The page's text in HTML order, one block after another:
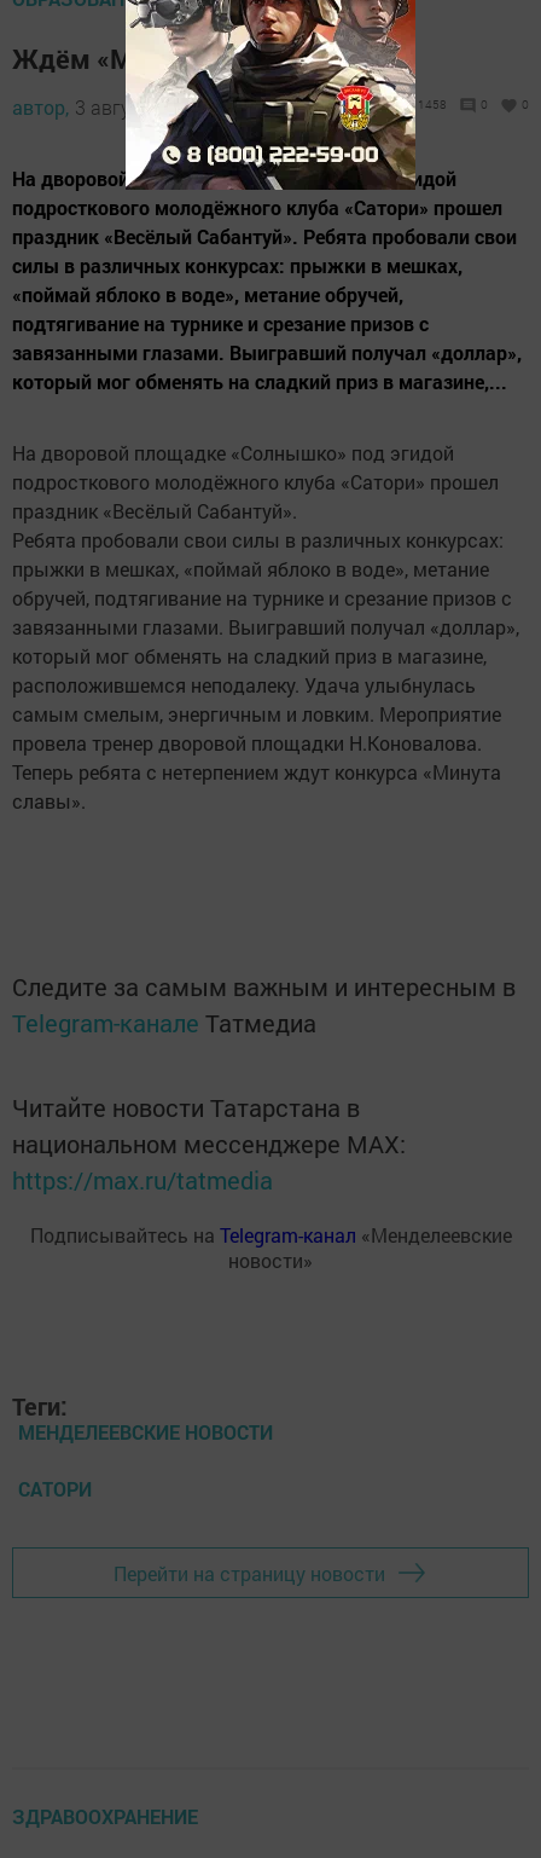
Ждём «Минуту славы»
автор, 3 августа 2012 - 06:13 1458 0 0
На дворовой площадке «Солнышко» под эгидой
подросткового молодёжного клуба «Сатори» прошел
праздник «Весёлый Сабантуй». Ребята пробовали свои
силы в различных конкурсах: прыжки в мешках,
«поймай яблоко в воде», метание обручей,
подтягивание на турнике и срезание призов с
завязанными глазами. Выигравший получал «доллар»,
который мог обменять на сладкий приз в магазине,...
На дворовой площадке «Солнышко» под эгидой
подросткового молодёжного клуба «Сатори» прошел
праздник «Весёлый Сабантуй».
Ребята пробовали свои силы в различных конкурсах:
прыжки в мешках, «поймай яблоко в воде», метание
обручей, подтягивание на турнике и срезание призов с
завязанными глазами. Выигравший получал «доллар»,
который мог обменять на сладкий приз в магазине,
расположившемся неподалеку. Удача улыбнулась
самым смелым, энергичным и ловким. Мероприятие
провела тренер дворовой площадки Н.Коновалова.
Теперь ребята с нетерпением ждут конкурса «Минута
славы».
Следите за самым важным и интересным в
Telegram-канале Татмедиа
Читайте новости Татарстана в
национальном мессенджере MАХ:
https://max.ru/tatmedia
Подписывайтесь на Telegram-канал «Менделеевские
новости»
Теги:
МЕНДЕЛЕЕВСКИЕ НОВОСТИ
САТОРИ
Перейти на страницу новости
ЗДРАВООХРАНЕНИЕ